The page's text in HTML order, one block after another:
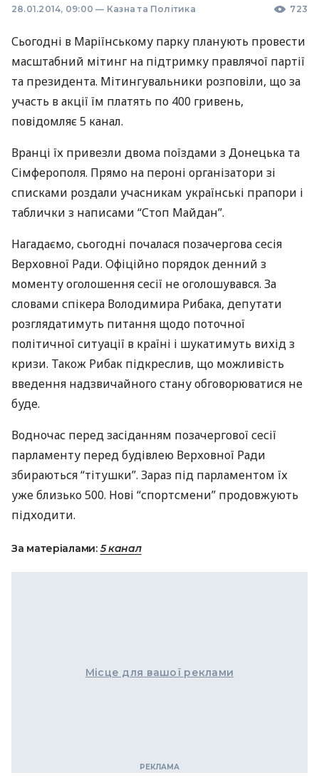
28.01.2014, 09:00 — Казна та Політика 723
Сьогодні в Маріїнському парку планують провести
масштабний мітинг на підтримку правлячої партії
та президента. Мітингувальники розповіли, що за
участь в акції їм платять по 400 гривень,
повідомляє 5 канал.
Вранці їх привезли двома поїздами з Донецька та
Сімферополя. Прямо на пероні організатори зі
списками роздали учасникам українські прапори і
таблички з написами “Стоп Майдан”.
Нагадаємо, сьогодні почалася позачергова сесія
Верховної Ради. Офіційно порядок денний з
моменту оголошення сесії не оголошувався. За
словами спікера Володимира Рибака, депутати
розглядатимуть питання щодо поточної
політичної ситуації в країні і шукатимуть вихід з
кризи. Також Рибак підкреслив, що можливість
введення надзвичайного стану обговорюватися не
буде.
Водночас перед засіданням позачергової сесії
парламенту перед будівлею Верховної Ради
збираються “тітушки”. Зараз під парламентом їх
уже близько 500. Нові “спортсмени” продовжують
підходити.
За матеріалами: 5 канал
Місце для вашої реклами